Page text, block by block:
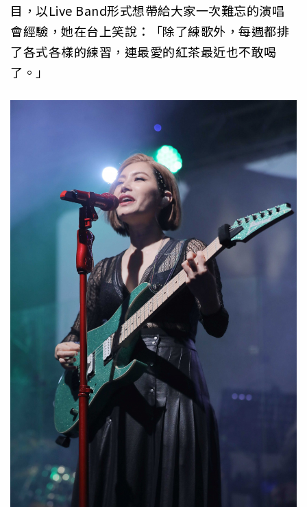
目，以Live Band形式想帶給大家一次難忘的演唱
會經驗，她在台上笑說：「除了練歌外，每週都排
了各式各樣的練習，連最愛的紅茶最近也不敢喝
了。」